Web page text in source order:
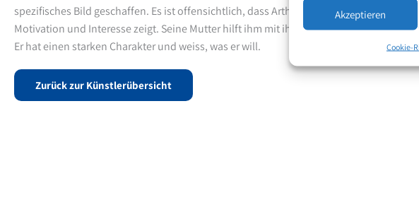
Akzeptieren
Cookie-
spezifisches Bild geschaffen. Es ist offensichtlich, dass Arthur gerne malt und viel
Motivation und Interesse zeigt. Seine Mutter hilft ihm mit ihrem malerischen Vorwissen.
Er hat einen starken Charakter und weiss, was er will.
Zurück zur Künstlerübersicht